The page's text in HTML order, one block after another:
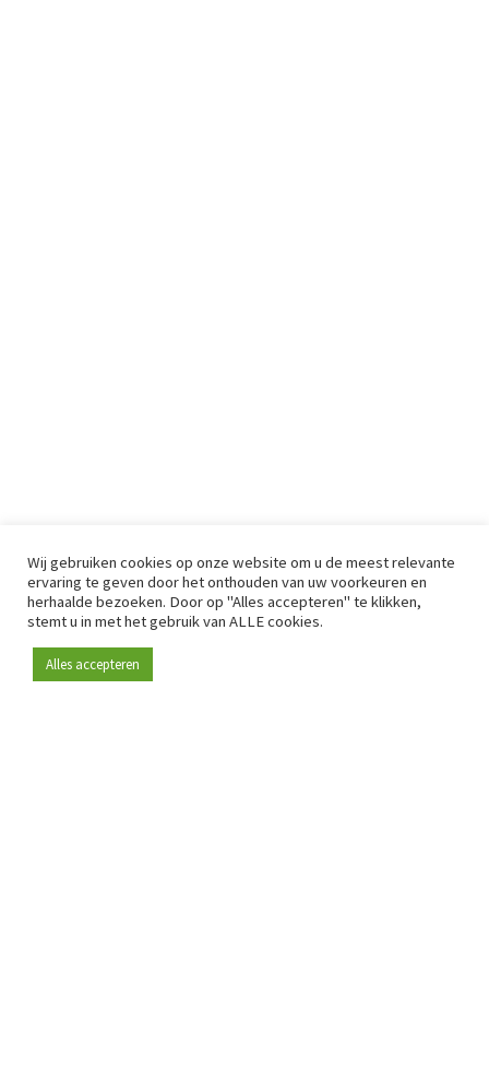
Wij gebruiken cookies op onze website om u de meest relevante
ervaring te geven door het onthouden van uw voorkeuren en
herhaalde bezoeken. Door op "Alles accepteren" te klikken,
stemt u in met het gebruik van ALLE cookies.
Alles accepteren